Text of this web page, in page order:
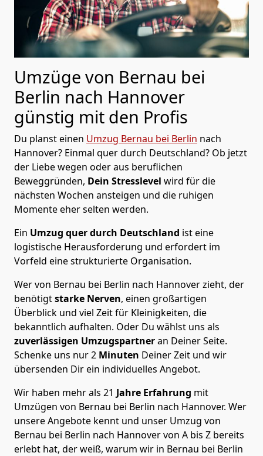
Umzüge von Bernau bei
Berlin nach Hannover
günstig mit den Profis
Du planst einen Umzug Bernau bei Berlin nach
Hannover? Einmal quer durch Deutschland? Ob jetzt
der Liebe wegen oder aus beruflichen
Beweggründen, Dein Stresslevel wird für die
nächsten Wochen ansteigen und die ruhigen
Momente eher selten werden.
Ein Umzug quer durch Deutschland ist eine
logistische Herausforderung und erfordert im
Vorfeld eine strukturierte Organisation.
Wer von Bernau bei Berlin nach Hannover zieht, der
benötigtstarke Nerven, einen großartigen
Überblick und viel Zeit für Kleinigkeiten, die
bekanntlich aufhalten. Oder Du wählst uns als
zuverlässigen Umzugspartneran Deiner Seite.
Schenke uns nur2 Minuten Deiner Zeit und wir
übersenden Dir ein individuelles Angebot.
Wir haben mehr als 21 Jahre Erfahrung mit
Umzügen von Bernau bei Berlin nach Hannover. Wer
unsere Angebote kennt und unser Umzug von
Bernau bei Berlin nach Hannover von A bis Z bereits
erlebt hat, der weiß, warum wir in Bernau bei Berlin